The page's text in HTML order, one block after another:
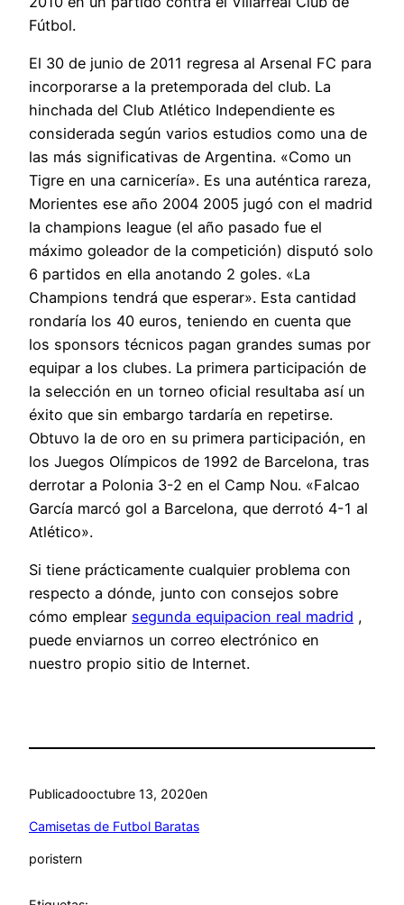
Fútbol.
El 30 de junio de 2011 regresa al Arsenal FC para
incorporarse a la pretemporada del club. La
hinchada del Club Atlético Independiente es
considerada según varios estudios como una de
las más significativas de Argentina. «Como un
Tigre en una carnicería». Es una auténtica rareza,
Morientes ese año 2004 2005 jugó con el madrid
la champions league (el año pasado fue el
máximo goleador de la competición) disputó solo
6 partidos en ella anotando 2 goles. «La
Champions tendrá que esperar». Esta cantidad
rondaría los 40 euros, teniendo en cuenta que
los sponsors técnicos pagan grandes sumas por
equipar a los clubes. La primera participación de
la selección en un torneo oficial resultaba así un
éxito que sin embargo tardaría en repetirse.
Obtuvo la de oro en su primera participación, en
los Juegos Olímpicos de 1992 de Barcelona, tras
derrotar a Polonia 3-2 en el Camp Nou. «Falcao
García marcó gol a Barcelona, que derrotó 4-1 al
Atlético».
Si tiene prácticamente cualquier problema con
respecto a dónde, junto con consejos sobre
cómo emplear segunda equipacion real madrid ,
puede enviarnos un correo electrónico en
nuestro propio sitio de Internet.
Publicadooctubre 13, 2020en
Camisetas de Futbol Baratas
poristern